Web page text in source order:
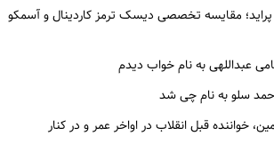
مقایسه تخصصی دیسک ترمز کاردینال و آسمکو
عبداللهی به نام خواب دیدم
سلو به نام چی شد
خواننده قبل انقلاب در اواخر عمر و در کنار